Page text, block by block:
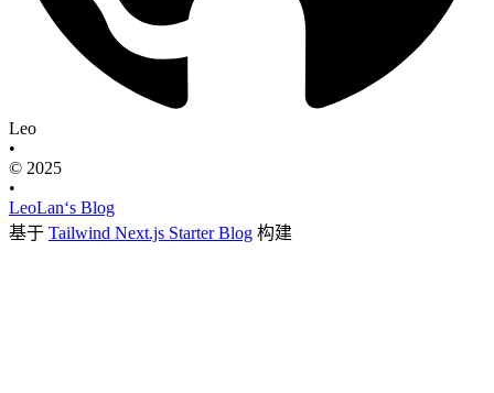
Leo
•
© 2025
•
LeoLan‘s Blog
基于 Tailwind Next.js Starter Blog 构建